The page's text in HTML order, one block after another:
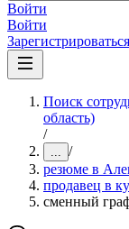
Войти
Войти
Зарегистрироваться
Поиск
область)
/
... /
резюме в
продавец в
сменный